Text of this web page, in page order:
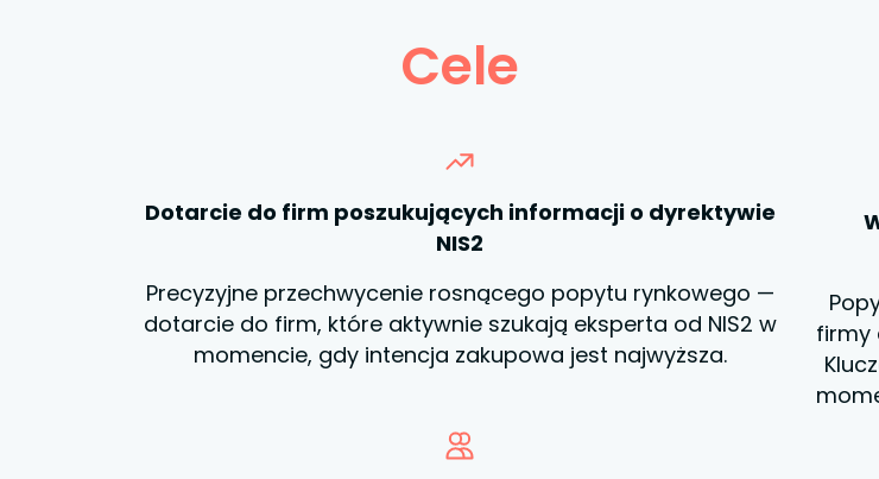
Cele
Dotarcie do firm poszukujących informacji o dyrektywie
NIS2
Precyzyjne przechwycenie rosnącego popytu rynkowego —
dotarcie do firm, które aktywnie szukają eksperta od NIS2 w
momencie, gdy intencja zakupowa jest najwyższa.
firmy